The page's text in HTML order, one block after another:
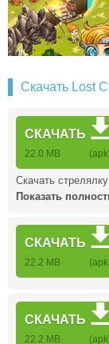
Скачать Lost
СКАЧАТЬ
22.0 MB
Скачать
Показать
СКАЧАТЬ
22.2 MB
СКАЧАТЬ
22.2 MB